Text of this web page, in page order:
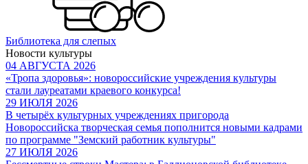
Библиотека для слепых
Новости культуры
04 АВГУСТА 2026
«Тропа здоровья»: новороссийские учреждения культуры
стали лауреатами краевого конкурса!
29 ИЮЛЯ 2026
В четырёх культурных учреждениях пригорода
Новороссийска творческая семья пополнится новыми кадрами
по программе "Земский работник культуры"
27 ИЮЛЯ 2026